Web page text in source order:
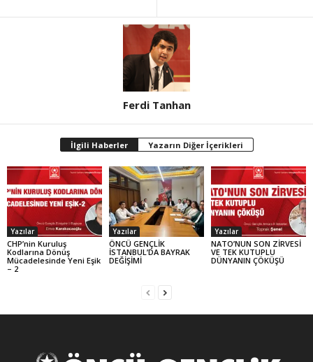
Ferdi Tanhan
İlgili Haberler Yazarın Diğer İçerikleri
Yazılar
CHP’nin Kuruluş
Kodlarına Dönüş
Mücadelesinde Yeni Eşik
– 2
Yazılar
ÖNCÜ GENÇLİK
İSTANBUL’DA BAYRAK
DEĞİŞİMİ
Yazılar
NATO’NUN SON ZİRVESİ
VE TEK KUTUPLU
DÜNYANIN ÇÖKÜŞÜ